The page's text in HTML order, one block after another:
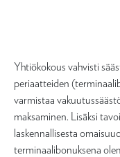
Yhtiökokous vahvisti
periaatteiden
varmistaa
maksaminen. Lisäksi
laskennallisesta
terminaalibonuksena